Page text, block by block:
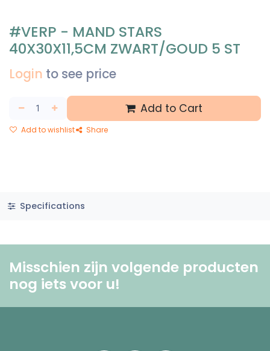
#VERP - MAND STARS
40X30X11,5CM ZWART/GOUD 5 ST
Login to see price
Add to Cart
Add to wishlist Share
Specifications
Misschien zijn volgende producten
nog iets voor u! ​